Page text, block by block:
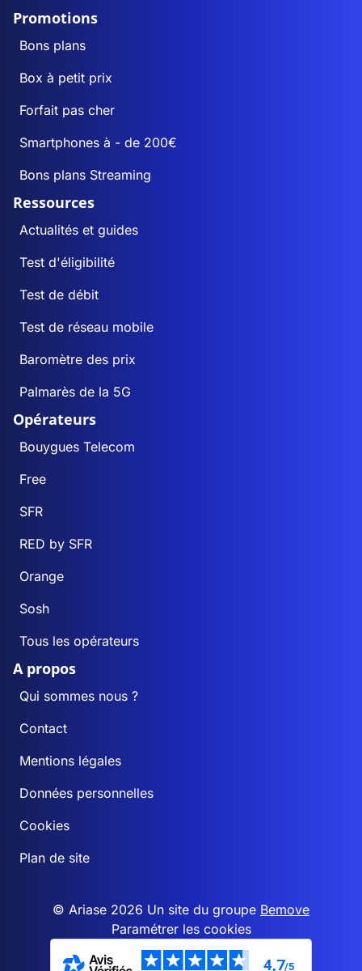
Promotions
Bons plans
Box à petit prix
Forfait pas cher
Smartphones à - de 200€
Bons plans Streaming
Ressources
Actualités et guides
Test d'éligibilité
Test de débit
Test de réseau mobile
Baromètre des prix
Palmarès de la 5G
Opérateurs
Bouygues Telecom
Free
SFR
RED by SFR
Orange
Sosh
Tous les opérateurs
A propos
Qui sommes nous ?
Contact
Mentions légales
Données personnelles
Cookies
Plan de site
© Ariase 2026 Un site du groupe Bemove
Paramétrer les cookies
4,7/5